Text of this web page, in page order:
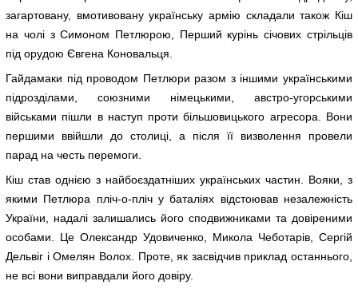
загартовану, вмотивовану українську армію складали також Кіш
на чолі з Симоном Петлюрою, Перший курінь січових стрільців
під орудою Євгена Коновальця.
Гайдамаки під проводом Петлюри разом з іншими українськими
підрозділами, союзними німецькими, австро-угорськими
військами пішли в наступ проти більшовицького агресора. Вони
першими ввійшли до столиці, а після її визволення провели
парад на честь перемоги.
Кіш став однією з найбоєздатніших українських частин. Вояки, з
якими Петлюра пліч-о-пліч у баталіях відстоював незалежність
України, надалі залишались його сподвижниками та довіреними
особами. Це Олександр Удовиченко, Микола Чеботарів, Сергій
Дельвіг і Омелян Волох. Проте, як засвідчив приклад останнього,
не всі вони виправдали його довіру.